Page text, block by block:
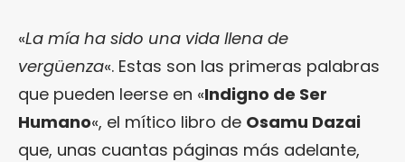
«La mía ha sido una vida llena de
vergüenza«. Estas son las primeras palabras
que pueden leerse en «Indigno de Ser
Humano«, el mítico libro de Osamu Dazai
que, unas cuantas páginas más adelante,